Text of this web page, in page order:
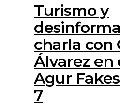
Turismo y
charla con
Álvarez en
Agur
7